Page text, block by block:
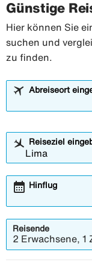
Günstige
Hier können Sie
suchen und
zu finden.
Abreiseort
Reiseziel
Hinflug
calendar_month
Reisende
2 Erwachsene, 1